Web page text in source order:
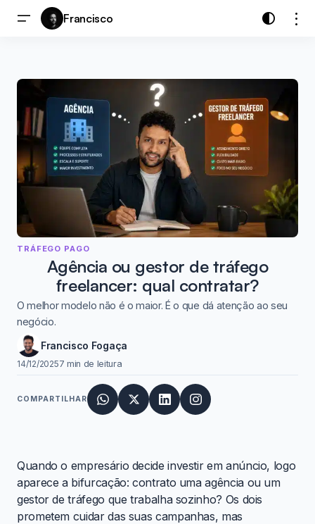
Francisco
TRÁFEGO PAGO
Agência ou gestor de tráfego
freelancer: qual contratar?
O melhor modelo não é o maior. É o que dá atenção ao seu
negócio.
Francisco Fogaça
14/12/20257 min de leitura
COMPARTILHAR
Quando o empresário decide investir em anúncio, logo
aparece a bifurcação: contrato uma agência ou um
gestor de tráfego que trabalha sozinho? Os dois
prometem cuidar das suas campanhas, mas